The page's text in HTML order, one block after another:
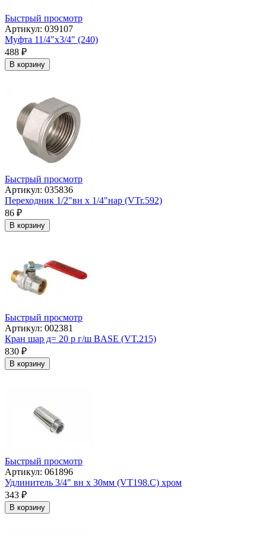
Быстрый просмотр
Артикул: 039107
Муфта 11/4"х3/4" (240)
488 ₽
В корзину
Быстрый просмотр
Артикул: 035836
Переходник 1/2"вн х 1/4"нар (VTr.592)
86 ₽
В корзину
Быстрый просмотр
Артикул: 002381
Кран шар д= 20 р г/ш BASE (VT.215)
830 ₽
В корзину
Быстрый просмотр
Артикул: 061896
Удлинитель 3/4" вн х 30мм (VT198.С) хром
343 ₽
В корзину